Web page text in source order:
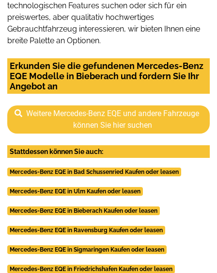
technologischen Features suchen oder sich für ein
preiswertes, aber qualitativ hochwertiges
Gebrauchtfahrzeug interessieren, wir bieten Ihnen eine
breite Palette an Optionen.
Erkunden Sie die gefundenen Mercedes-Benz
EQE Modelle in Bieberach und fordern Sie Ihr
Angebot an
Weitere Mercedes-Benz EQE und andere Fahrzeuge
können Sie hier suchen
Stattdessen können Sie auch:
Mercedes-Benz EQE in Bad Schussenried Kaufen oder leasen
Mercedes-Benz EQE in Ulm Kaufen oder leasen
Mercedes-Benz EQE in Bieberach Kaufen oder leasen
Mercedes-Benz EQE in Ravensburg Kaufen oder leasen
Mercedes-Benz EQE in Sigmaringen Kaufen oder leasen
Mercedes-Benz EQE in Friedrichshafen Kaufen oder leasen